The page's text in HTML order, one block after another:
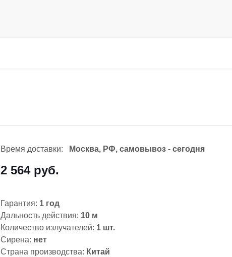
Время доставки: Москва, РФ, самовывоз - сегодня
2 564 руб.
Гарантия: 1 год
Дальность действия: 10 м
Количество излучателей: 1 шт.
Сирена: нет
Страна производства: Китай